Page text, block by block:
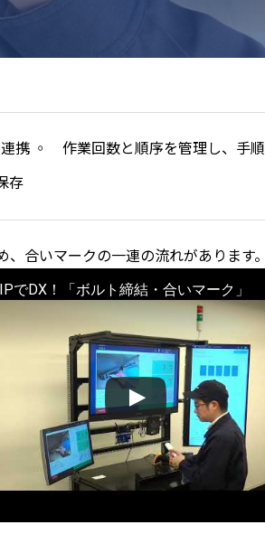
携 ◦ 作業回数と順序を管理し、手順
存
合いマークの一連の流れがあります。
でDX！「ボルト締結・合いマーク」